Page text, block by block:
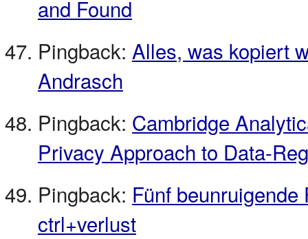
and Found
Pingback: Alles, was kopiert
Andrasch
Pingback: Cambridge
Privacy Approach to Data-
Pingback: Fünf
ctrl+verlust